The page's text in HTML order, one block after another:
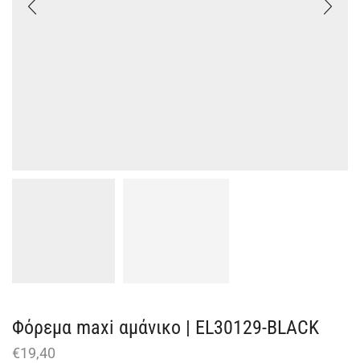
Φόρεμα maxi αμάνικο | EL30129-BLACK
€19,40